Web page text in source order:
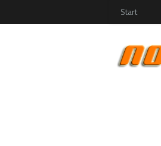
Start